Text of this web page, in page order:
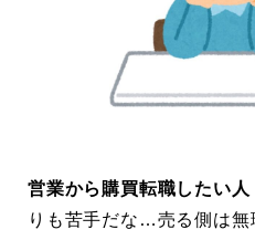
営業から購買転職したい人
りも苦手だな…売る側は無